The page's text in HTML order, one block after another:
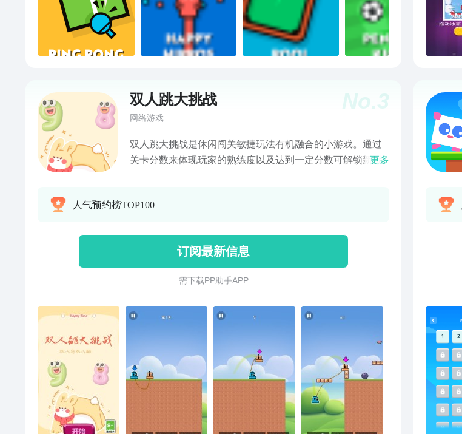
No.3
双人跳大挑战
网络游戏
双人跳大挑战是休闲闯关敏捷玩法有机融合的小游戏。通过
关卡分数来体现玩家的熟练度以及达到一定分数可解锁新玩
中，控制角色或者场景物体使得角色生存更长的时间或达到
更多
人气预约榜TOP100
订阅最新信息
需 下 载 P P 助 手 A P P